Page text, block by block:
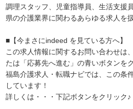
調理スタッフ、児童指導員、生活支援
県の介護業界に関わるあらゆる求人を
■【今まさにindeed を見ている方へ】
この求人情報に関するお問い合わせは
たは「応募先へ進む」の青いボタンを
福島介護求人・転職ナビでは、この条
しています！
詳しくは・・・下記ボタンをクリック♪